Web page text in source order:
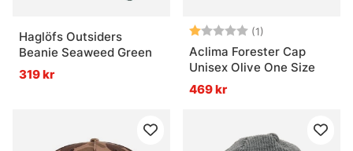
Haglöfs Outsiders
Beanie Seaweed Green
319 kr
Betyg: (1)
Aclima Forester Cap
Unisex Olive One Size
469 kr